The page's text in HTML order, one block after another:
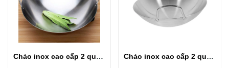
Chảo inox cao cấp 2 quai Cát Tường size 28cm Chảo inox cao cấp 2 quai Cát Tường size 26cm